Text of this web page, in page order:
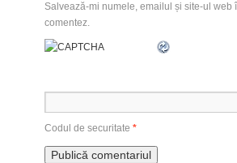
Salvează-mi numele, emailul și site-ul
comentez.
Codul de securitate *